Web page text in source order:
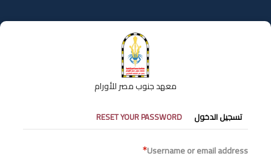
إلى
المحتوى
معهد جنوب مصر للأورام
التبويبات
الأساسية
تسجيل الدخول RESET YOUR PASSWORD
Username or email address